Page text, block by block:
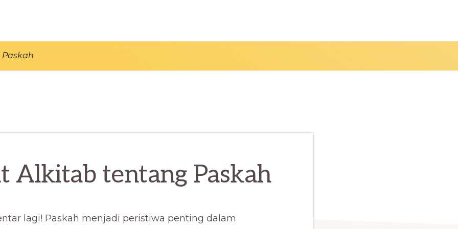
Alkitab tentang Paskah
lagi! Paskah menjadi peristiwa penting dalam